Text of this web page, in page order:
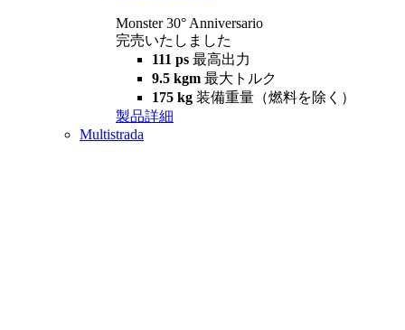
Monster 30° Anniversario
完売いたしました
111 ps 最高出力
9.5 kgm 最大トルク
175 kg 装備重量（燃料を除く）
製品詳細
Multistrada